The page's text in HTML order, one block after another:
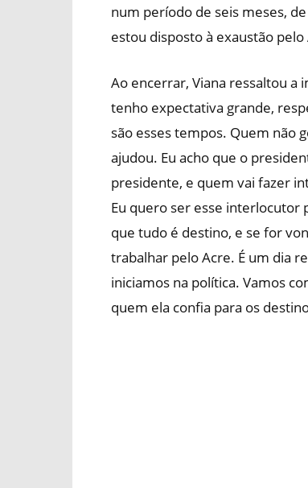
num período de seis meses,
estou disposto à exaustão pelo
Ao encerrar, Viana ressaltou a
tenho expectativa grande,
são esses tempos. Quem não
ajudou. Eu acho que o
presidente, e quem vai fazer
Eu quero ser esse interlocutor
que tudo é destino, e se for
trabalhar pelo Acre. É um dia
iniciamos na política. Vamos
quem ela confia para os